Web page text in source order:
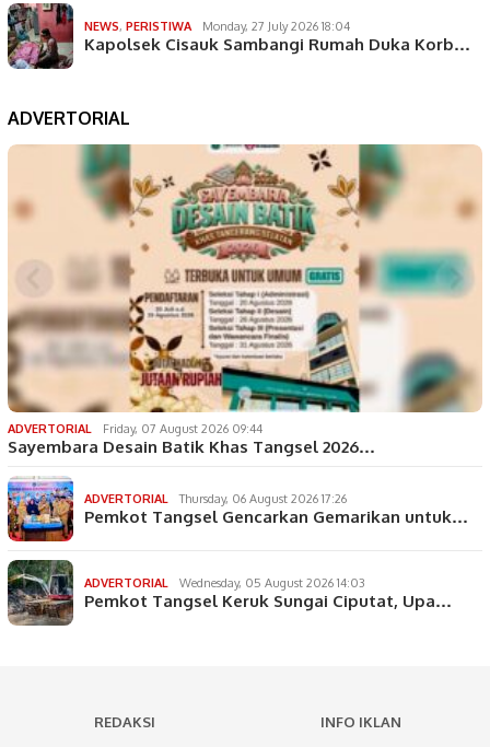
NEWS, PERISTIWA Monday, 27 July 2026 18:04
Kapolsek Cisauk Sambangi Rumah Duka Korb…
ADVERTORIAL
ADVERTORIAL Friday, 07 August 2026 09:44
Sayembara Desain Batik Khas Tangsel 2026…
ADVERTORIAL Thursday, 06 August 2026 17:26
Pemkot Tangsel Gencarkan Gemarikan untuk…
ADVERTORIAL Wednesday, 05 August 2026 14:03
Pemkot Tangsel Keruk Sungai Ciputat, Upa…
REDAKSI
INFO IKLAN